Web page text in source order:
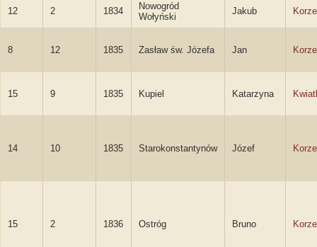
12 2 1834
Nowogród
Wołyński
Jakub
8 12 1835 Zasław św. Józefa Jan
15 9 1835 Kupiel Katarzyna
14 10 1835 Starokonstantynów Józef
15 2 1836 Ostróg Bruno